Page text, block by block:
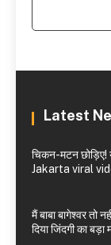
Latest
चिकन-मटन छोड़िए!
Jakarta viral
मैं बाबा बागेश्वर तो
दिया जिंदगी का